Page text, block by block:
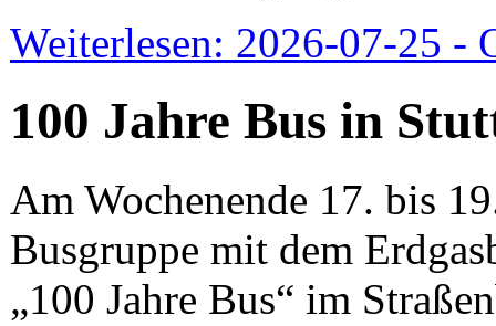
Weiterlesen: 2026-07-25 -
100 Jahre Bus in
Am Wochenende 17. bis
Busgruppe mit dem
„100 Jahre Bus“ im